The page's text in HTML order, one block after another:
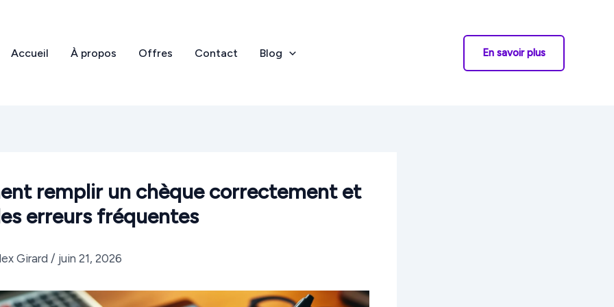
Accueil À propos Offres Contact Blog En savoir plus
remplir un chèque correctement et
erreurs fréquentes
Girard / juin 21, 2026